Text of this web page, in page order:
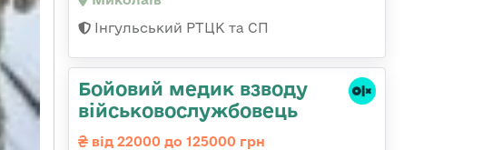
Інгульський РТЦК та СП
Бойовий медик взводу
військовослужбовець
від 22000 до 125000 грн